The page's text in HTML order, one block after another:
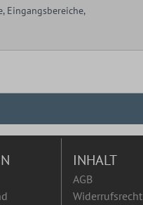
Eingangsbereiche,
INHALT
AGB
Widerrufsrecht